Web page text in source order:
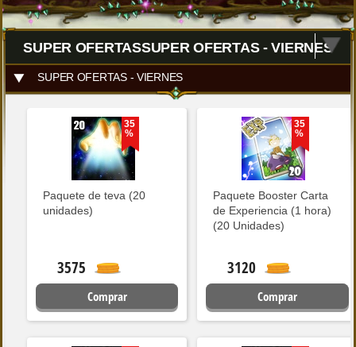
SUPER OFERTASSUPER OFERTAS - VIERNES
SUPER OFERTAS - VIERNES
35
%
Paquete de teva (20
unidades)
3575
Comprar
35
%
Paquete Booster Carta
de Experiencia (1 hora)
(20 Unidades)
3120
Comprar